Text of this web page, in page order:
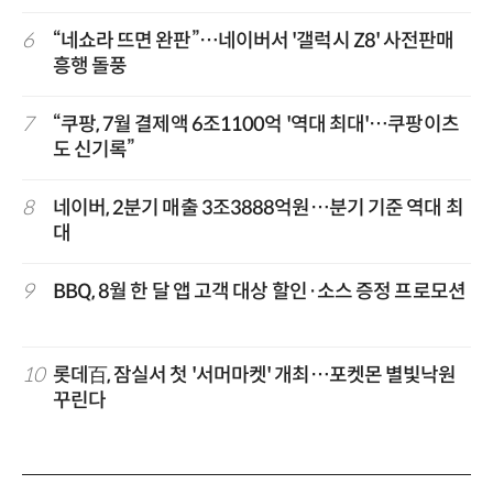
6
“네쇼라 뜨면 완판”…네이버서 '갤럭시 Z8' 사전판매
흥행 돌풍
7
“쿠팡, 7월 결제액 6조1100억 '역대 최대'…쿠팡이츠
도 신기록”
8
네이버, 2분기 매출 3조3888억원…분기 기준 역대 최
대
9 BBQ, 8월 한 달 앱 고객 대상 할인·소스 증정 프로모션
10 롯데百, 잠실서 첫 '서머마켓' 개최…포켓몬 별빛낙원
꾸린다